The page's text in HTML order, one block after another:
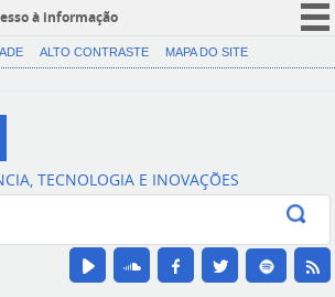
à informação
CORONAVÍRUS (COVID-19)
Canais
ALTO CONTRASTE MAPA DO SITE
TECNOLOGIA E INOVAÇÕES